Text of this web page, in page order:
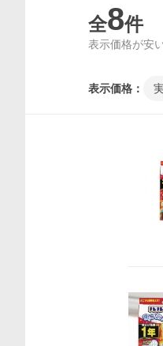
全8件
表示価格が安
表示価格：